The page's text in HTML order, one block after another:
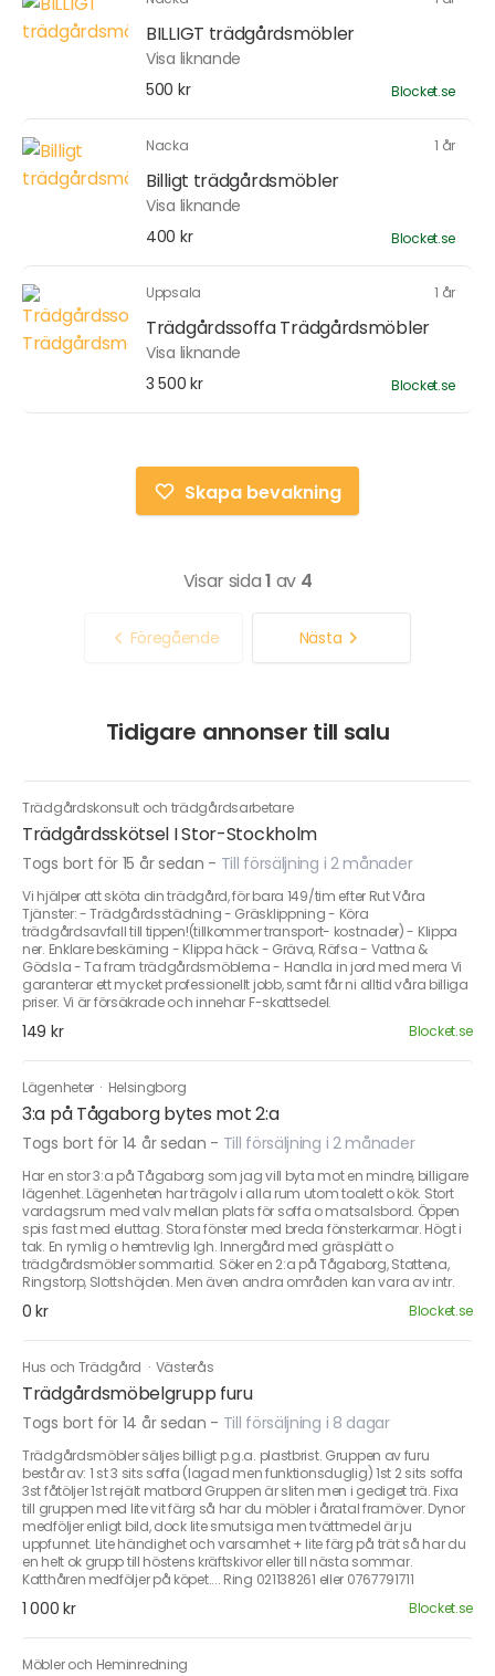
BILLIGT trädgårdsmöbler
Visa liknande
500 kr
Blocket.se
Nacka 1 år
Billigt trädgårdsmöbler
Visa liknande
400 kr
Blocket.se
Uppsala 1 år
Trädgårdssoffa Trädgårdsmöbler
Visa liknande
3 500 kr
Blocket.se
Skapa bevakning
Visar sida1 av 4
Föregående Nästa
Tidigare annonser till salu
Trädgårdskonsult och trädgårdsarbetare
Trädgårdsskötsel I Stor-Stockholm
Togs bort för 15 år sedan - Till försäljning i 2 månader
Vi hjälper att sköta din trädgård, för bara 149/tim efter Rut Våra
Tjänster: - Trädgårdsstädning - Gräsklippning - Köra
trädgårdsavfall till tippen!(tillkommer transport- kostnader) - Klippa
ner. Enklare beskärning - Klippa häck - Gräva, Räfsa - Vattna &
Gödsla - Ta fram trädgårdsmöblerna - Handla in jord med mera Vi
garanterar ett mycket professionellt jobb, samt får ni alltid våra billiga
priser. Vi är försäkrade och innehar F-skattsedel.
149 kr Blocket.se
Lägenheter · Helsingborg
3:a på Tågaborg bytes mot 2:a
Togs bort för 14 år sedan - Till försäljning i 2 månader
Har en stor 3:a på Tågaborg som jag vill byta mot en mindre, billigare
lägenhet. Lägenheten har trägolv i alla rum utom toalett o kök. Stort
vardagsrum med valv mellan plats för soffa o matsalsbord. Öppen
spis fast med eluttag. Stora fönster med breda fönsterkarmar. Högt i
tak. En rymlig o hemtrevlig lgh. Innergård med gräsplätt o
trädgårdsmöbler sommartid. Söker en 2:a på Tågaborg, Stattena,
Ringstorp, Slottshöjden. Men även andra områden kan vara av intr.
0 kr Blocket.se
Hus och Trädgård · Västerås
Trädgårdsmöbelgrupp furu
Togs bort för 14 år sedan - Till försäljning i 8 dagar
Trädgårdsmöbler säljes billigt p.g.a. plastbrist. Gruppen av furu
består av: 1 st 3 sits soffa (lagad men funktionsduglig) 1st 2 sits soffa
3st fåtöljer 1st rejält matbord Gruppen är sliten men i gediget trä. Fixa
till gruppen med lite vit färg så har du möbler i åratal framöver. Dynor
medföljer enligt bild, dock lite smutsiga men tvättmedel är ju
uppfunnet. Lite händighet och varsamhet + lite färg på trät så har du
en helt ok grupp till höstens kräftskivor eller till nästa sommar.
Katthåren medföljer på köpet.... Ring 021138261 eller 0767791711
1 000 kr Blocket.se
Möbler och Heminredning